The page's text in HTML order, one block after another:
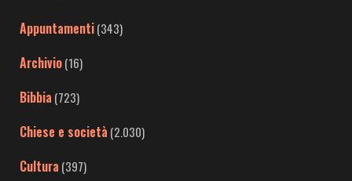
Appuntamenti(343)
Archivio(16)
Bibbia (723)
Chiese e società (2.030)
Cultura (397)